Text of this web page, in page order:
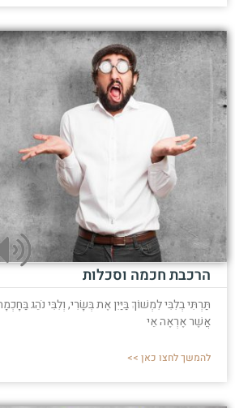
הרכבת חכמה וסכלות
תַּרְתִּי בְלִבִּי לִמְשׁוֹךְ בַּיַּיִן אֶת בְּשָׂרִי, וְלִבִּי נֹהֵג
אֲשֶׁר אֶרְאֶה אֵי
להמשך לחצו כאן >>